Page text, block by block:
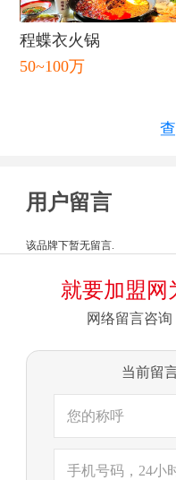
程蝶衣火锅
50~100万
用户留言
该品牌下暂无留言.
就要加盟网
网络留言咨
当前留